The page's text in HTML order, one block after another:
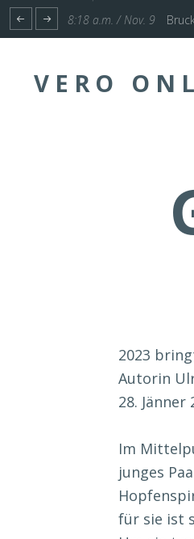
1:17 p.m. / Nov. 4 Start
VERO
2023
Autorin
28. Jänner
Im
junges
für sie ist